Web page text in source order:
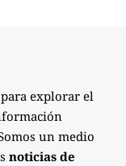
explorar el
un medio
noticias de